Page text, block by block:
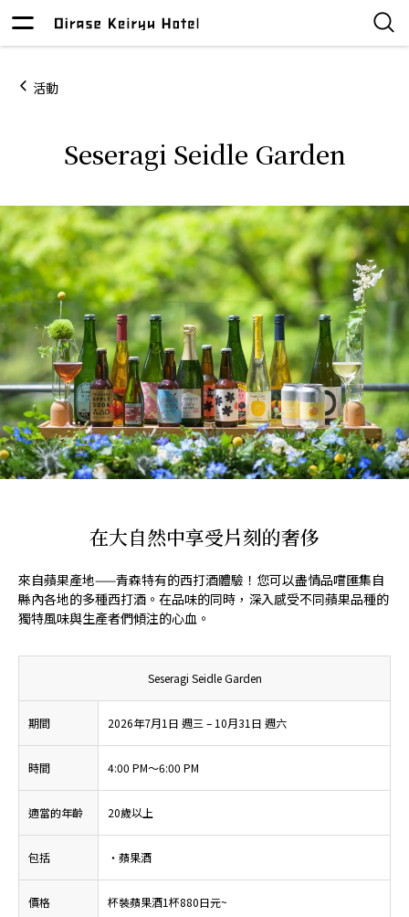
活動
Seseragi Seidle Garden
在大自然中享受片刻的奢侈
來自蘋果產地——青森特有的西打酒體驗！您可以盡情品嚐匯集自
縣內各地的多種西打酒。在品味的同時，深入感受不同蘋果品種的
獨特風味與生產者們傾注的心血。
Seseragi Seidle Garden
期間 2026年7月1日 週三 – 10月31日 週六
時間 4:00 PM～6:00 PM
適當的年齡 20歲以上
包括 ・蘋果酒
價格 杯裝蘋果酒1杯880日元~